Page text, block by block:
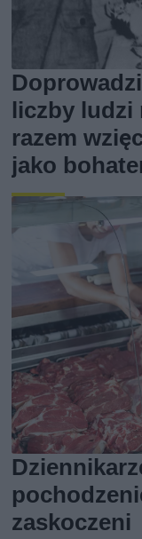
liczby ludzi
razem
jako
zaskoczeni